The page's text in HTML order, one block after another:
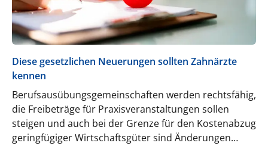
Diese gesetzlichen Neuerungen sollten Zahnärzte
kennen
Berufsausübungsgemeinschaften werden rechtsfähig,
die Freibeträge für Praxisveranstaltungen sollen
steigen und auch bei der Grenze für den Kostenabzug
geringfügiger Wirtschaftsgüter sind Änderungen